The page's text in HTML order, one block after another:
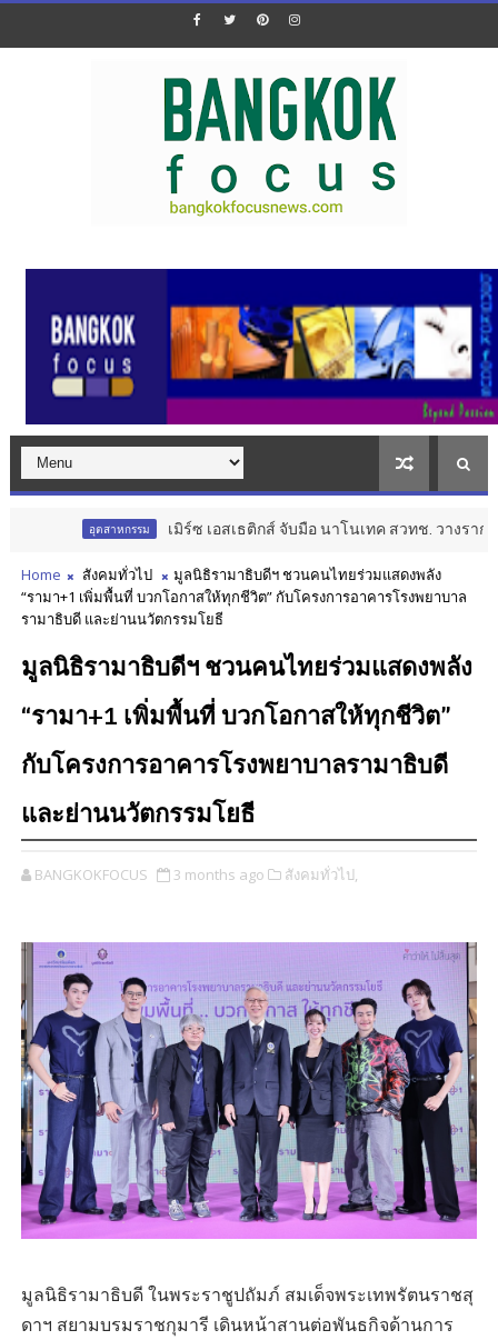
อุตสาหกรรม เมิร์ซ เอสเธติกส์ จับมือ นาโนเทค สวทช. วางรากฐาน
Home สังคมทั่วไป
มูลนิธิรามาธิบดีฯ ชวนคนไทยร่วมแสดงพลัง
“รามา+1 เพิ่มพื้นที่ บวกโอกาสให้ทุกชีวิต” กับโครงการอาคารโรงพยาบาล
รามาธิบดี และย่านนวัตกรรมโยธี
มูลนิธิรามาธิบดีฯ ชวนคนไทยร่วมแสดงพลัง
“รามา+1 เพิ่มพื้นที่ บวกโอกาสให้ทุกชีวิต”
กับโครงการอาคารโรงพยาบาลรามาธิบดี
และย่านนวัตกรรมโยธี
BANGKOKFOCUS 3 months ago สังคมทั่วไป,
มูลนิธิรามาธิบดี ในพระราชูปถัมภ์ สมเด็จพระเทพรัตนราชสุ
ดาฯ สยามบรมราชกุมารี เดินหน้าสานต่อพันธกิจด้านการ